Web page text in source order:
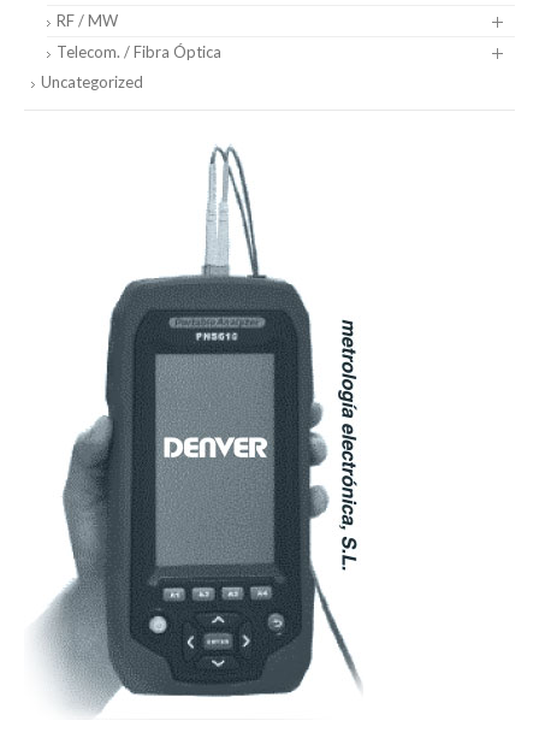
RF / MW
Telecom. / Fibra Óptica
Uncategorized